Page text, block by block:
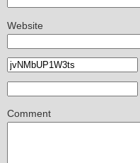
Website
Comment